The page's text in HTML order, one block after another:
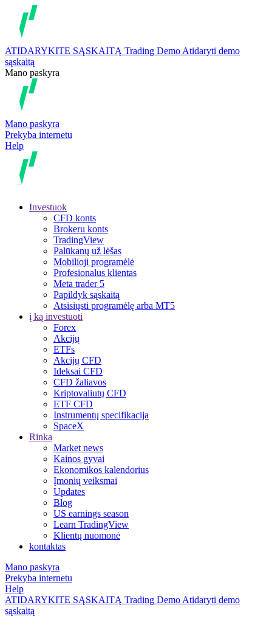
ATIDARYKITE SĄSKAITĄ Trading Demo Atidaryti demo
sąskaitą
Mano paskyra
Mano paskyra
Prekyba internetu
Help
Investuok
CFD konts
Brokeru konts
TradingView
Palūkanų už lėšas
Mobilioji programėlė
Profesionalus klientas
Meta trader 5
Papildyk sąskaitą
Atsisiųsti programėlę arba MT5
į ką investuoti
Forex
Akcijų
ETFs
Akcijų CFD
Ideksai CFD
CFD žaliavos
Kriptovaliutų CFD
ETF CFD
Instrumentų specifikacija
SpaceX
Rinka
Market news
Kainos gyvai
Ekonomikos kalendorius
Įmonių veiksmai
Updates
Blog
US earnings season
Learn TradingView
Klientų nuomonė
kontaktas
Mano paskyra
Prekyba internetu
Help
ATIDARYKITE SĄSKAITĄ Trading Demo Atidaryti demo
sąskaitą